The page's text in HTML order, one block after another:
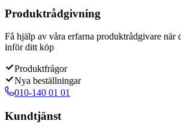
Produktrådgivning
Få hjälp av våra erfarna produktrådgivare när
inför ditt köp
Produktfrågor
Nya beställningar
010-140 01 01
Kundtjänst